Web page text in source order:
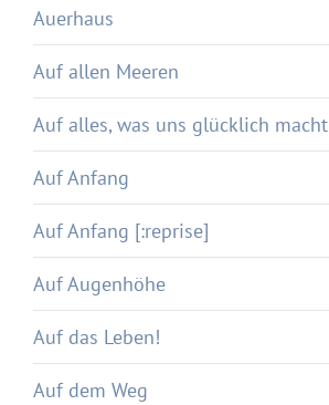
Auerhaus
Auf allen Meeren
Auf alles, was uns glücklich macht
Auf Anfang
Auf Anfang [:reprise]
Auf Augenhöhe
Auf das Leben!
Auf dem Weg